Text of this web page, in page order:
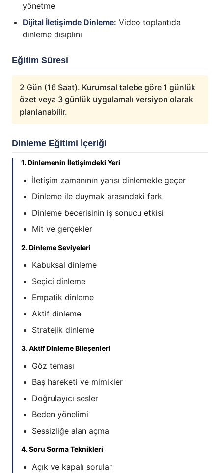
yönetme
Dijital İletişimde Dinleme: Video toplantıda
dinleme disiplini
Eğitim Süresi
2 Gün (16 Saat). Kurumsal talebe göre 1 günlük
özet veya 3 günlük uygulamalı versiyon olarak
planlanabilir.
Dinleme Eğitimi İçeriği
1. Dinlemenin İletişimdeki Yeri
İletişim zamanının yarısı dinlemekle geçer
Dinleme ile duymak arasındaki fark
Dinleme becerisinin iş sonucu etkisi
Mit ve gerçekler
2. Dinleme Seviyeleri
Kabuksal dinleme
Seçici dinleme
Empatik dinleme
Aktif dinleme
Stratejik dinleme
3. Aktif Dinleme Bileşenleri
Göz teması
Baş hareketi ve mimikler
Doğrulayıcı sesler
Beden yönelimi
Sessizliğe alan açma
4. Soru Sorma Teknikleri
Açık ve kapalı sorular